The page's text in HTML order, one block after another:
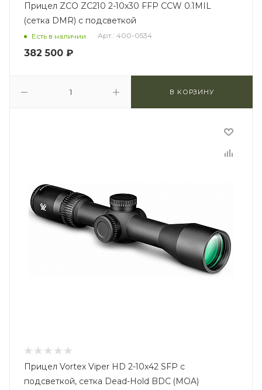
Прицел ZCO ZC210 2-10x30 FFP CCW 0.1MIL
(сетка DMR) с подсветкой
Есть в наличии Арт.: 400-0534
382 500 ₽
В КОРЗИНУ
Прицел Vortex Viper HD 2-10x42 SFP с
подсветкой, сетка Dead-Hold BDC (MOA)